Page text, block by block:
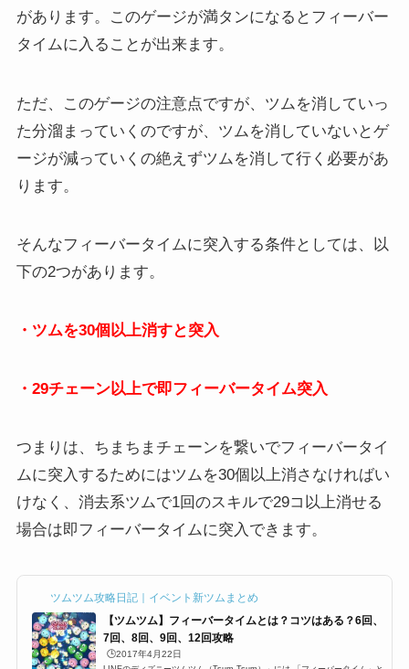
があります。このゲージが満タンになるとフィーバー
タイムに入ることが出来ます。
ただ、このゲージの注意点ですが、ツムを消していっ
た分溜まっていくのですが、ツムを消していないとゲ
ージが減っていくの絶えずツムを消して行く必要があ
ります。
そんなフィーバータイムに突入する条件としては、以
下の2つがあります。
・ツムを30個以上消すと突入
・29チェーン以上で即フィーバータイム突入
つまりは、ちまちまチェーンを繋いでフィーバータイ
ムに突入するためにはツムを30個以上消さなければい
けなく、消去系ツムで1回のスキルで29コ以上消せる
場合は即フィーバータイムに突入できます。
ツムツム攻略日記｜イベント新ツムまとめ
【ツムツム】フィーバータイムとは？コツはある？6回、
7回、8回、9回、12回攻略
🕒️2017年4月22日